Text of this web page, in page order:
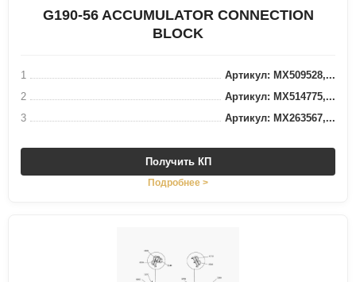
G190-56 ACCUMULATOR CONNECTION
BLOCK
1
Артикул: MX509528,...
2
Артикул: MX514775,...
3
Артикул: MX263567,...
Получить КП
Подробнее >